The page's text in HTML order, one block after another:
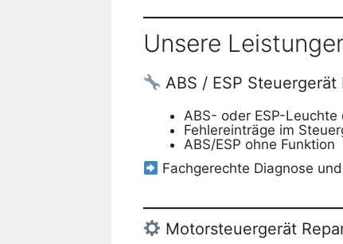
Unsere
ABS / ESP Steuergerät
ABS- oder ESP-
Fehlereinträge im
ABS/ESP ohne Funktion
Fachgerechte Diagnose
Motorsteuergerät